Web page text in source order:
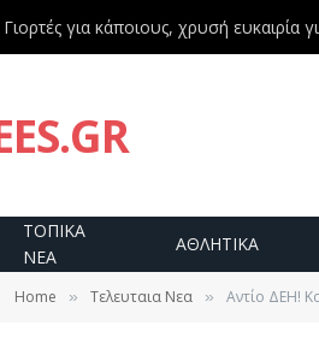
Γιορτές για κάποιους, χρυσή ευκαιρία
ΤΟΠΙΚΑ
ΝΕΑ
ΑΘΛΗΤΙΚΑ
Home » Τελευταια Νεα » Αντίο ΔΕΗ!